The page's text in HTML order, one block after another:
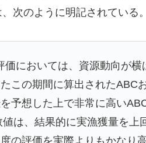
次のように明記されている。
価においては、資源動向が
この期間に算出されたABC
予想した上で非常に高い
は、結果的に実漁獲量を
の評価を実際よりもかなり